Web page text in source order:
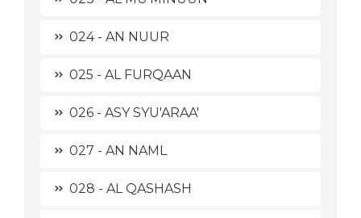
024 - AN NUUR
025 - AL FURQAAN
026 - ASY SYU'ARAA'
027 - AN NAML
028 - AL QASHASH